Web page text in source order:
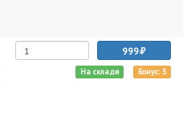
999
На складе Бонус: 5